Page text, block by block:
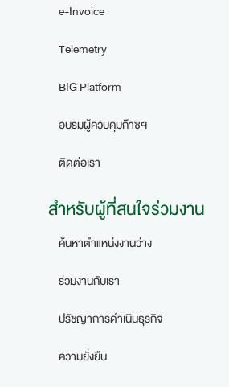
e-Invoice
Telemetry
BIG Platform
อบรมผู้ควบคุมก๊าซฯ
ติดต่อเรา
สำหรับผู้ที่สนใจร่วมงาน
ค้นหาตำแหน่งงานว่าง
ร่วมงานกับเรา
ปรัชญาการดำเนินธุรกิจ
ความยั่งยืน